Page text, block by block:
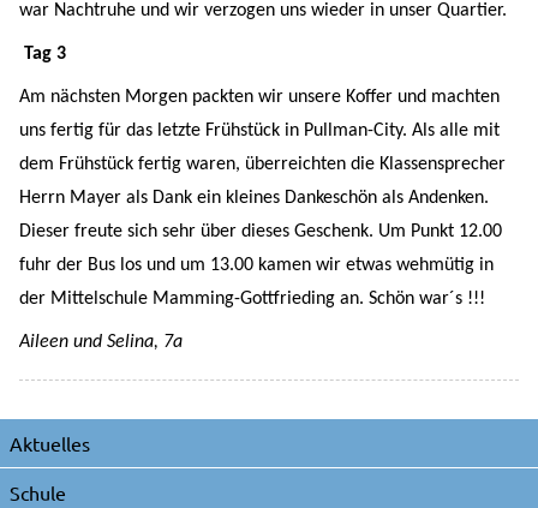
war Nachtruhe und wir verzogen uns wieder in unser Quartier.
Tag 3
Am nächsten Morgen packten wir unsere Koffer und machten
uns fertig für das letzte Frühstück in Pullman-City. Als alle mit
dem Frühstück fertig waren, überreichten die Klassensprecher
Herrn Mayer als Dank ein kleines Dankeschön als Andenken.
Dieser freute sich sehr über dieses Geschenk. Um Punkt 12.00
fuhr der Bus los und um 13.00 kamen wir etwas wehmütig in
der Mittelschule Mamming-Gottfrieding an. Schön war´s !!!
Aileen und Selina, 7a
Navigation
Aktuelles
Schule